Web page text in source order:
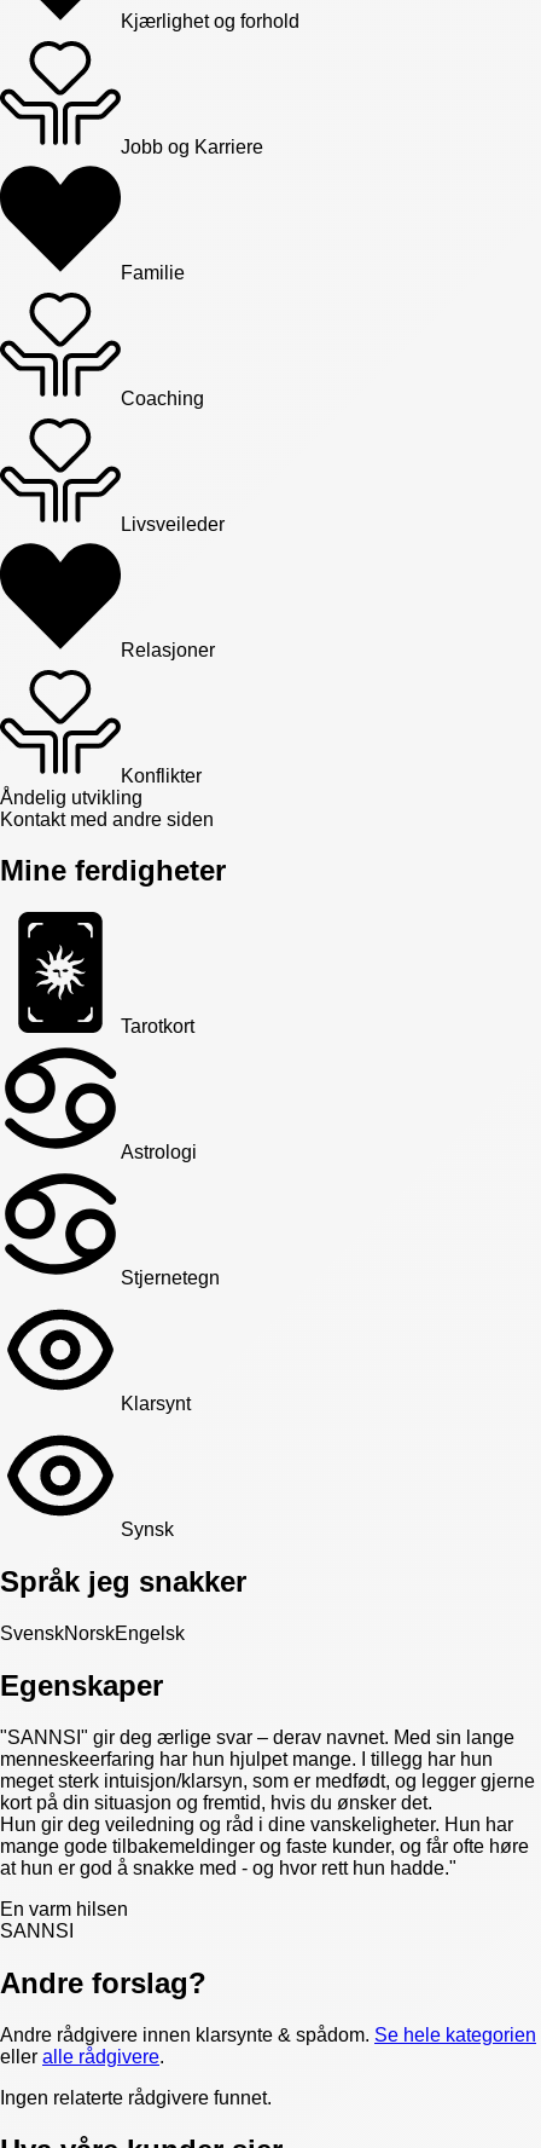
Kjærlighet og forhold
Jobb og Karriere
Familie
Coaching
Livsveileder
Relasjoner
Konflikter
Åndelig utvikling
Kontakt med andre siden
Mine ferdigheter
Tarotkort
Astrologi
Stjernetegn
Klarsynt
Synsk
Språk jeg snakker
SvenskNorskEngelsk
Egenskaper
"SANNSI" gir deg ærlige svar – derav navnet. Med sin lange
menneskeerfaring har hun hjulpet mange. I tillegg har hun
meget sterk intuisjon/klarsyn, som er medfødt, og legger gjerne
kort på din situasjon og fremtid, hvis du ønsker det.
Hun gir deg veiledning og råd i dine vanskeligheter. Hun har
mange gode tilbakemeldinger og faste kunder, og får ofte høre
at hun er god å snakke med - og hvor rett hun hadde."
En varm hilsen
SANNSI
Andre forslag?
Andre rådgivere innen klarsynte & spådom. Se hele kategorien
eller alle rådgivere.
Ingen relaterte rådgivere funnet.